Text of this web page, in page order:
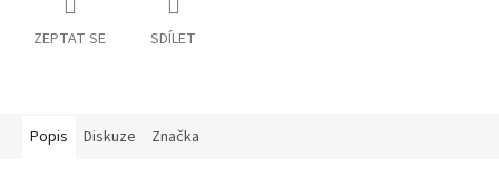
ZEPTAT SE SDÍLET
Popis Diskuze Značka